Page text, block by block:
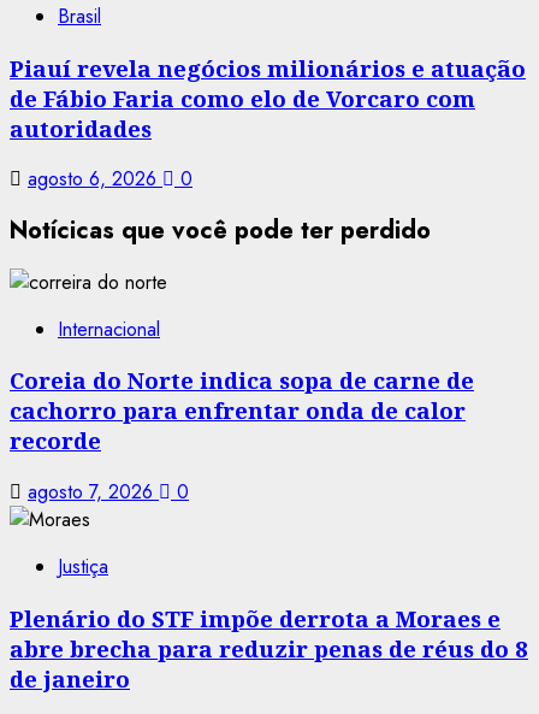
Brasil
Piauí revela negócios milionários e atuação
de Fábio Faria como elo de Vorcaro com
autoridades
agosto 6, 2026 0
Notícicas que você pode ter perdido
Internacional
Coreia do Norte indica sopa de carne de
cachorro para enfrentar onda de calor
recorde
agosto 7, 2026 0
Justiça
Plenário do STF impõe derrota a Moraes e
abre brecha para reduzir penas de réus do 8
de janeiro